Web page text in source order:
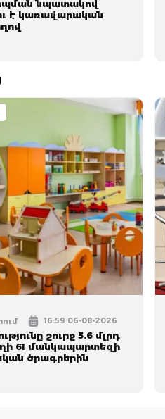
նպատակով
է կառավարական
16:59 06-08-2026
շուրջ 5.6 մլրդ
61 մանկապարտեզի
ծրագրերին